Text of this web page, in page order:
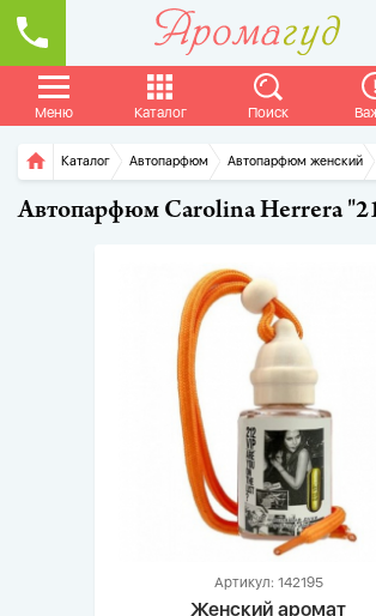
Меню Каталог Поиск
Главная
Каталог Автопарфюм Автопарфюм женский
Автопарфюм Carolina Herrera
Артикул: 142195
Женский аромат